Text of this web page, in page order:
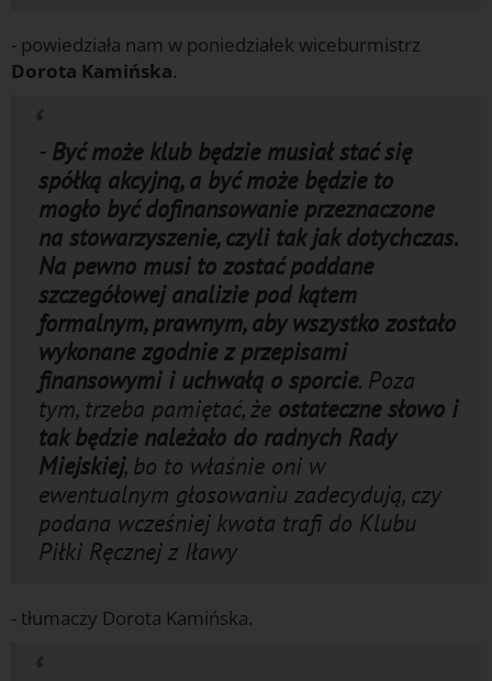
- powiedziała nam w poniedziałek wiceburmistrz
Dorota Kamińska.
- Być może klub będzie musiał stać się
spółką akcyjną, a być może będzie to
mogło być dofinansowanie przeznaczone
na stowarzyszenie, czyli tak jak dotychczas.
Na pewno musi to zostać poddane
szczegółowej analizie pod kątem
formalnym, prawnym, aby wszystko zostało
wykonane zgodnie z przepisami
finansowymi i uchwałą o sporcie. Poza
tym, trzeba pamiętać, że ostateczne słowo i
tak będzie należało do radnych Rady
Miejskiej, bo to właśnie oni w
ewentualnym głosowaniu zadecydują, czy
podana wcześniej kwota trafi do Klubu
Piłki Ręcznej z Iławy
- tłumaczy Dorota Kamińska.